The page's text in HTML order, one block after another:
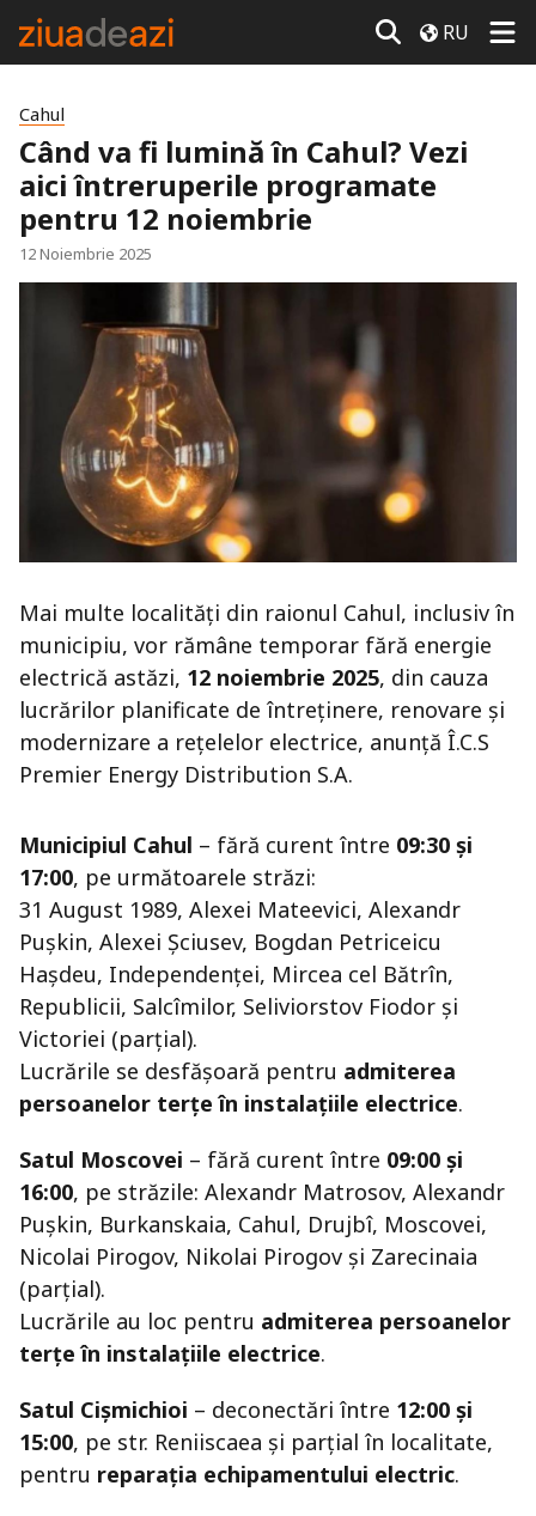
RU
Cahul
Când va fi lumină în Cahul? Vezi
aici întreruperile programate
pentru 12 noiembrie
12 Noiembrie 2025
Mai multe localități din raionul Cahul, inclusiv în
municipiu, vor rămâne temporar fără energie
electrică astăzi, 12 noiembrie 2025, din cauza
lucrărilor planificate de întreținere, renovare și
modernizare a rețelelor electrice, anunță Î.C.S
Premier Energy Distribution S.A.
Municipiul Cahul – fără curent între 09:30 și
17:00, pe următoarele străzi:
31 August 1989, Alexei Mateevici, Alexandr
Puşkin, Alexei Şciusev, Bogdan Petriceicu
Haşdeu, Independenţei, Mircea cel Bătrîn,
Republicii, Salcîmilor, Seliviorstov Fiodor și
Victoriei (parțial).
Lucrările se desfășoară pentru admiterea
persoanelor terțe în instalațiile electrice.
Satul Moscovei – fără curent între 09:00 și
16:00, pe străzile: Alexandr Matrosov, Alexandr
Puşkin, Burkanskaia, Cahul, Drujbî, Moscovei,
Nicolai Pirogov, Nikolai Pirogov și Zarecinaia
(parțial).
Lucrările au loc pentru admiterea persoanelor
terțe în instalațiile electrice.
Satul Cişmichioi – deconectări între 12:00 și
15:00, pe str. Reniiscaea și parțial în localitate,
pentru reparația echipamentului electric.